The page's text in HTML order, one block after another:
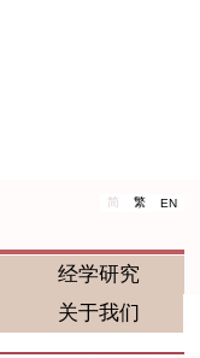
简 繁 EN
经学研究
关于我们